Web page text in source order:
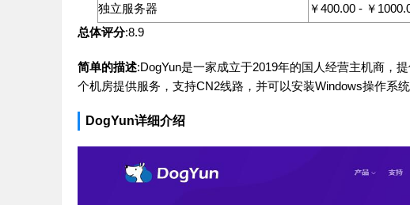
独立服务器
￥400.00 - ￥
总体评分:8.9
简单的描述:DogYun是一家成立于2019年的国人经营主机商，
个机房提供服务，支持CN2线路，并可以安装Windows操作系
DogYun详细介绍